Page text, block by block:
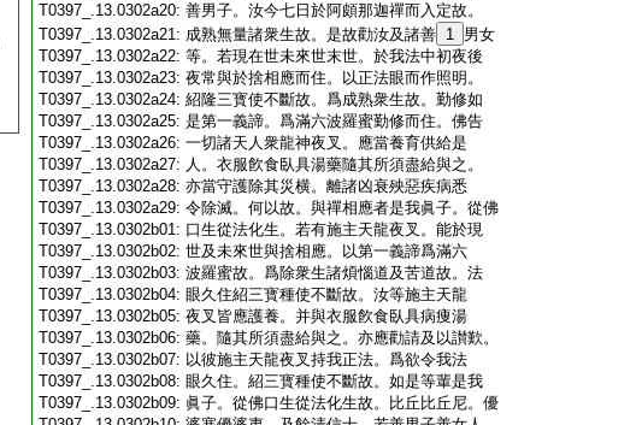
T0397_.13.0302a20: 善男子。汝今七日於阿頗那迦禪而入定故。
T0397_.13.0302a21: 成熟無量諸衆生故。是故勸汝及諸善 1 男女
T0397_.13.0302a22: 等。若現在世未來世末世。於我法中初夜後
T0397_.13.0302a23: 夜常與於捨相應而住。以正法眼而作照明。
T0397_.13.0302a24: 紹隆三寳使不斷故。爲成熟衆生故。勤修如
T0397_.13.0302a25: 是第一義諦。爲滿六波羅蜜勤修而住。佛告
T0397_.13.0302a26: 一切諸天人衆龍神夜叉。應當養育供給是
T0397_.13.0302a27: 人。衣服飮食臥具湯藥隨其所須盡給與之。
T0397_.13.0302a28: 亦當守護除其災横。離諸凶衰殃惡疾病悉
T0397_.13.0302a29: 令除滅。何以故。與禪相應者是我眞子。從佛
T0397_.13.0302b01: 口生從法化生。若有施主天龍夜叉。能於現
T0397_.13.0302b02: 世及未來世與捨相應。以第一義諦爲滿六
T0397_.13.0302b03: 波羅蜜故。爲除衆生諸煩惱道及苦道故。法
T0397_.13.0302b04: 眼久住紹三寳種使不斷故。汝等施主天龍
T0397_.13.0302b05: 夜叉皆應護養。并與衣服飮食臥具病痩湯
T0397_.13.0302b06: 藥。隨其所須盡給與之。亦應勸請及以讃歎。
T0397_.13.0302b07: 以彼施主天龍夜叉持我正法。爲欲令我法
T0397_.13.0302b08: 眼久住。紹三寳種使不斷故。如是等輩是我
T0397_.13.0302b09: 眞子。從佛口生從法化生故。比丘比丘尼。優